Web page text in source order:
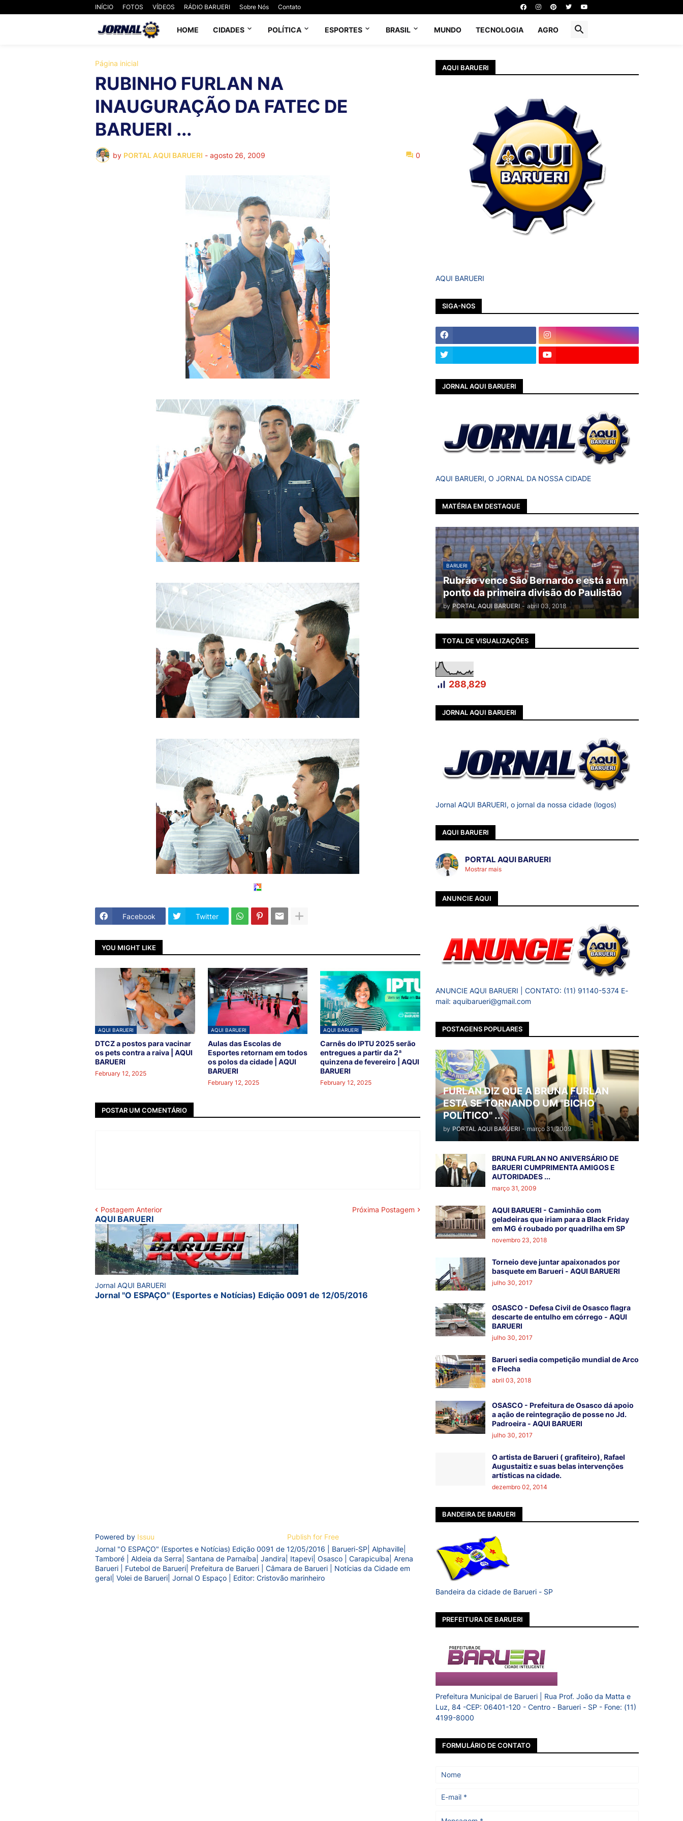
INÍCIO FOTOS VÍDEOS RÁDIO BARUERI Sobre Nós Contato
HOME CIDADES POLÍTICA ESPORTES BRASIL MUNDO TECNOLOGIA AGRO
Página inicial
RUBINHO FURLAN NA
INAUGURAÇÃO DA FATEC DE
BARUERI ...
by PORTAL AQUI BARUERI - agosto 26, 2009 0
Facebook Twitter
YOU MIGHT LIKE
AQUI BARUERI
DTCZ a postos para vacinar
os pets contra a raiva | AQUI
BARUERI
February 12, 2025
AQUI BARUERI
Aulas das Escolas de
Esportes retornam em todos
os polos da cidade | AQUI
BARUERI
February 12, 2025
AQUI BARUERI
Carnês do IPTU 2025 serão
entregues a partir da 2ª
quinzena de fevereiro | AQUI
BARUERI
February 12, 2025
POSTAR UM COMENTÁRIO
Postagem Anterior Próxima Postagem
AQUI BARUERI
Jornal AQUI BARUERI
Jornal "O ESPAÇO" (Esportes e Notícias) Edição 0091 de 12/05/2016
Powered by Issuu
Publish for Free
Jornal "O ESPAÇO" (Esportes e Notícias) Edição 0091 de 12/05/2016 | Barueri-SP| Alphaville|
Tamboré | Aldeia da Serra| Santana de Parnaíba| Jandira| Itapevi| Osasco | Carapicuíba| Arena
Barueri | Futebol de Barueri| Prefeitura de Barueri | Câmara de Barueri | Notícias da Cidade em
geral| Volei de Barueri| Jornal O Espaço | Editor: Cristovão marinheiro
AQUI BARUERI
AQUI BARUERI
SIGA-NOS
JORNAL AQUI BARUERI
AQUI BARUERI, O JORNAL DA NOSSA CIDADE
MATÉRIA EM DESTAQUE
BARUERI
Rubrão vence São Bernardo e está a um
ponto da primeira divisão do Paulistão
by PORTAL AQUI BARUERI - abril 03, 2018
TOTAL DE VISUALIZAÇÕES
288,829
JORNAL AQUI BARUERI
Jornal AQUI BARUERI, o jornal da nossa cidade (logos)
AQUI BARUERI
PORTAL AQUI BARUERI
Mostrar mais
ANUNCIE AQUI
ANUNCIE AQUI BARUERI | CONTATO: (11) 91140-5374 E-
mail: aquibarueri@gmail.com
POSTAGENS POPULARES
FURLAN DIZ QUE A BRUNA FURLAN
ESTÁ SE TORNANDO UM "BICHO
POLÍTICO" ...
by PORTAL AQUI BARUERI - março 31, 2009
BRUNA FURLAN NO ANIVERSÁRIO DE
BARUERI CUMPRIMENTA AMIGOS E
AUTORIDADES ...
março 31, 2009
AQUI BARUERI - Caminhão com
geladeiras que iriam para a Black Friday
em MG é roubado por quadrilha em SP
novembro 23, 2018
Torneio deve juntar apaixonados por
basquete em Barueri - AQUI BARUERI
julho 30, 2017
OSASCO - Defesa Civil de Osasco flagra
descarte de entulho em córrego - AQUI
BARUERI
julho 30, 2017
Barueri sedia competição mundial de Arco
e Flecha
abril 03, 2018
OSASCO - Prefeitura de Osasco dá apoio
a ação de reintegração de posse no Jd.
Padroeira - AQUI BARUERI
julho 30, 2017
O artista de Barueri ( grafiteiro), Rafael
Augustaitiz e suas belas intervenções
artísticas na cidade.
dezembro 02, 2014
BANDEIRA DE BARUERI
Bandeira da cidade de Barueri - SP
PREFEITURA DE BARUERI
Prefeitura Municipal de Barueri | Rua Prof. João da Matta e
Luz, 84 -CEP: 06401-120 - Centro - Barueri - SP - Fone: (11)
4199-8000
FORMULÁRIO DE CONTATO